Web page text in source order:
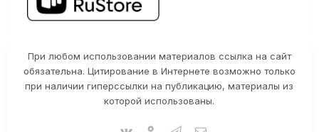
При любом использовании материалов ссылка на сайт
обязательна. Цитирование в Интернете возможно только
при наличии гиперссылки на публикацию, материалы из
которой использованы.